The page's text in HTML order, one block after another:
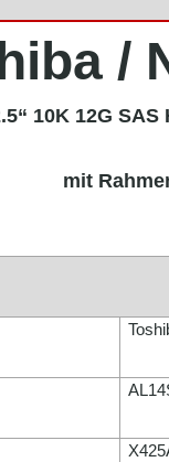
/
10K 12G
mit